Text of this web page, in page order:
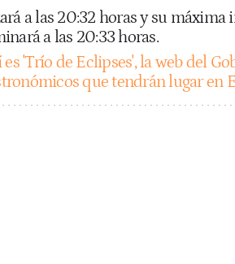
a las 20:32 horas y su
a las 20:33 horas.
es 'Trío de Eclipses', la web del
que tendrán lugar en